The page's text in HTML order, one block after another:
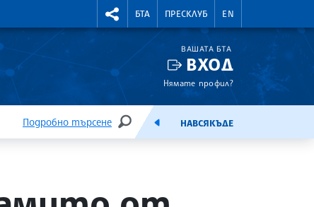
КУРСОВЕ RIGHTMENU.SOCIAL
БТА ПРЕСКЛУБ EN
ВАШАТА БТА
ВХОД
Нямате профил?
Подробно търсене
ТЪРСЕНЕЕМИСИЯНАВСЯКЪДЕ